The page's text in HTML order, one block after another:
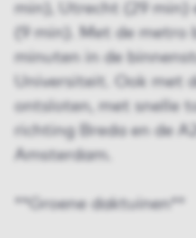
min), Utrecht (29 min)
(9 min). Met de metro
minuten in de
Universiteit. Ook met
ontsloten, met snelle
richting Breda en de
Amsterdam.
**Groene daktuinen**